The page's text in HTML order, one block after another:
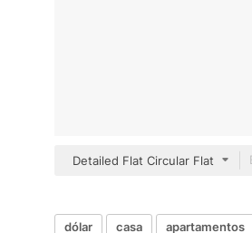
Detailed Flat Circular Flat
dólar casa apartamentos